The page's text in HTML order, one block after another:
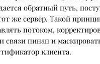
обратный путь,
же сервер. Такой
потоком,
связи пинап и
клиента.